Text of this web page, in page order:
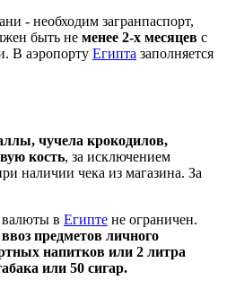
- необходим загранпаспорт,
быть не менее 2-х месяцев с
. В аэропорту Египта заполняется
чучела крокодилов,
кость, за исключением
наличии чека из магазина. За
в Египте не ограничен.
предметов личного
напитков или 2 литра
или 50 сигар.